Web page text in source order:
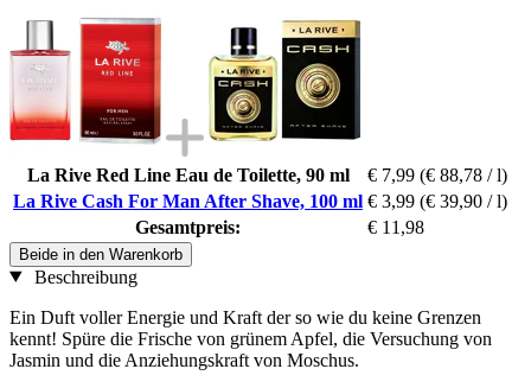
La Rive Red Line Eau de Toilette, 90 ml € 7,99 (€ 88,78 / l)
La Rive Cash For Man After Shave, 100 ml € 3,99 (€ 39,90 / l)
Gesamtpreis:
€ 11,98
Beide in den Warenkorb
Beschreibung
Ein Duft voller Energie und Kraft der so wie du keine Grenzen
kennt! Spüre die Frische von grünem Apfel, die Versuchung von
Jasmin und die Anziehungskraft von Moschus.